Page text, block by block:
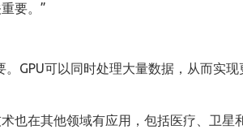
要。”
GPU可以同时处理大量数据，从而实现
也在其他领域有应用，包括医疗、卫星